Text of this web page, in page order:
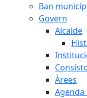
Ban
Govern
Alcalde
Àrees
Agenda